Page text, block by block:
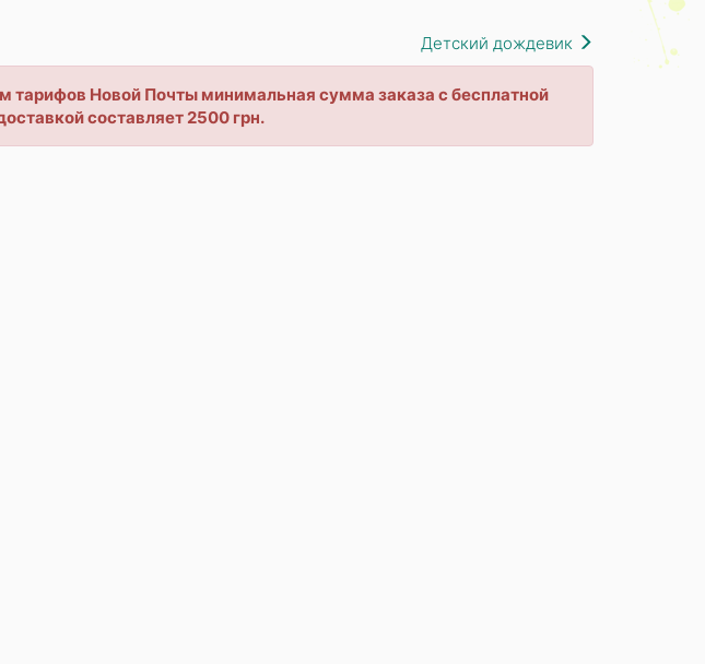
Детский дождевик
тарифов Новой Почты минимальная сумма заказа с бесплатной
составляет 2500 грн.